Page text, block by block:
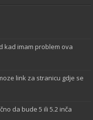
kad imam problem ova
link za stranicu gdje se
da bude 5 ili 5.2 inča